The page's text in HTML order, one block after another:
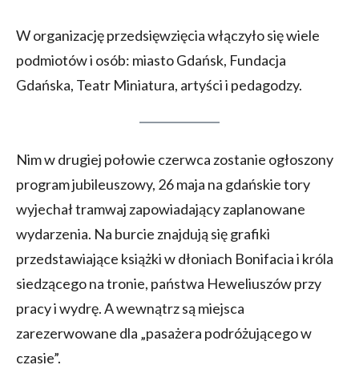
W organizację przedsięwzięcia włączyło się wiele
podmiotów i osób: miasto Gdańsk, Fundacja
Gdańska, Teatr Miniatura, artyści i pedagodzy.
Nim w drugiej połowie czerwca zostanie ogłoszony
program jubileuszowy, 26 maja na gdańskie tory
wyjechał tramwaj zapowiadający zaplanowane
wydarzenia. Na burcie znajdują się grafiki
przedstawiające książki w dłoniach Bonifacia i króla
siedzącego na tronie, państwa Heweliuszów przy
pracy i wydrę. A wewnątrz są miejsca
zarezerwowane dla „pasażera podróżującego w
czasie”.